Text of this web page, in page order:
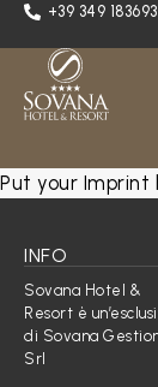
+39 349
Put your Imprint
INFO
Sovana Hotel &
Resort è
di Sovana
Srl